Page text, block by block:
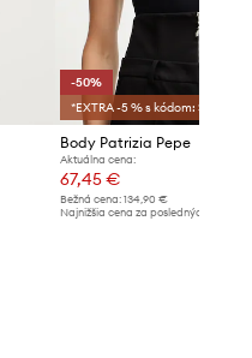
-50%
*EXTRA -5 % s kódom: SALE
Body Patrizia Pepe
Aktuálna cena:
67,45 €
Bežná cena: 134,90 €
Najnižšia cena za posledných 30 dní